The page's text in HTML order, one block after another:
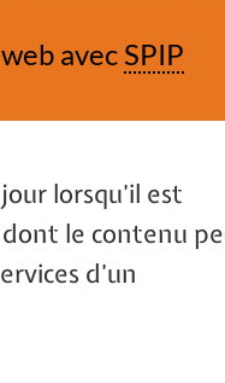
avec SPIP
lorsqu’il est
dont le contenu
d’un